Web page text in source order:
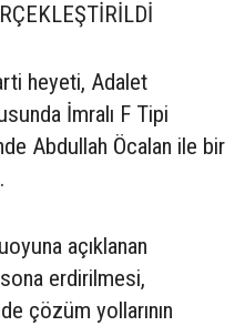
heyeti, Adalet
İmralı F Tipi
Abdullah Öcalan ile bir
açıklanan
erdirilmesi,
çözüm yollarının